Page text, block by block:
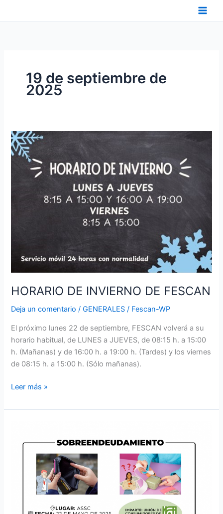
19 de septiembre de
2025
HORARIO DE INVIERNO DE FESCAN
Deja un comentario /GENERALES / Fescan-WP
El próximo lunes 22 de septiembre, FESCAN volverá a su
horario habitual, de LUNES a JUEVES, de 08:15 h. a 15:00
h. (Mañanas) y de 16:00 h. a 19:00 h. (Tardes) y los viernes
de 08:15 h. a 15:00 h. (Sólo mañanas).
HORARIO
DE
INVIERNO
Leer más »